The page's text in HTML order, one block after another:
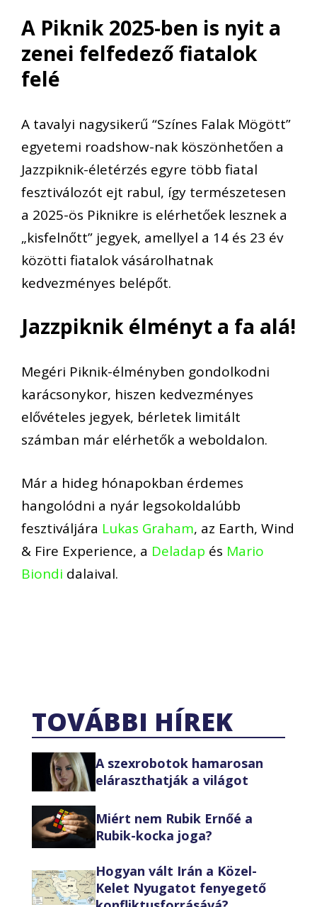
A Piknik 2025-ben is nyit a
zenei felfedező fiatalok
felé
A tavalyi nagysikerű “Színes Falak Mögött”
egyetemi roadshow-nak köszönhetően a
Jazzpiknik-életérzés egyre több fiatal
fesztiválozót ejt rabul, így természetesen
a 2025-ös Piknikre is elérhetőek lesznek a
„kisfelnőtt” jegyek, amellyel a 14 és 23 év
közötti fiatalok vásárolhatnak
kedvezményes belépőt.
Jazzpiknik élményt a fa alá!
Megéri Piknik-élményben gondolkodni
karácsonykor, hiszen kedvezményes
elővételes jegyek, bérletek limitált
számban már elérhetők a weboldalon.
Már a hideg hónapokban érdemes
hangolódni a nyár legsokoldalúbb
fesztiváljára Lukas Graham, az Earth, Wind
& Fire Experience, a Deladap és Mario
Biondi dalaival.
TOVÁBBI HÍREK
A szexrobotok hamarosan
eláraszthatják a világot
Miért nem Rubik Ernőé a
Rubik-kocka joga?
Hogyan vált Irán a Közel-
Kelet Nyugatot fenyegető